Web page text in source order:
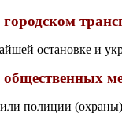
остановке и
общественных
полиции